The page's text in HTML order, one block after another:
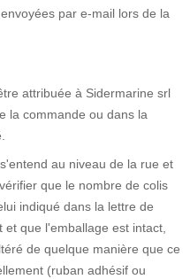
par e-mail lors de la
attribuée à Sidermarine srl
la commande ou dans la
au niveau de la rue et
que le nombre de colis
indiqué dans la lettre de
que l'emballage est intact,
de quelque manière que ce
(ruban adhésif ou